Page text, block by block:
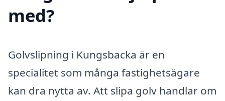
med?
Golvslipning i Kungsbacka är en
specialitet som många fastighetsägare
kan dra nytta av. Att slipa golv handlar om